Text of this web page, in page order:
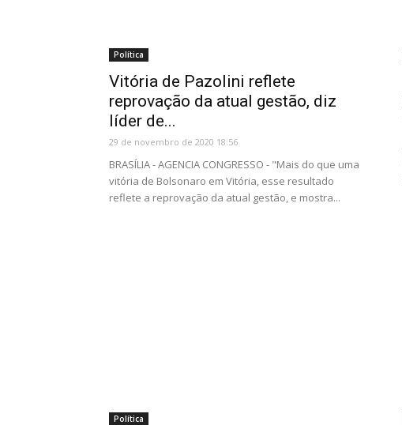
Política
Vitória de Pazolini reflete
reprovação da atual gestão, diz
líder de...
29 de novembro de 2020 18:56
BRASÍLIA - AGENCIA CONGRESSO - "Mais do que uma
vitória de Bolsonaro em Vitória, esse resultado
reflete a reprovação da atual gestão, e mostra...
Política